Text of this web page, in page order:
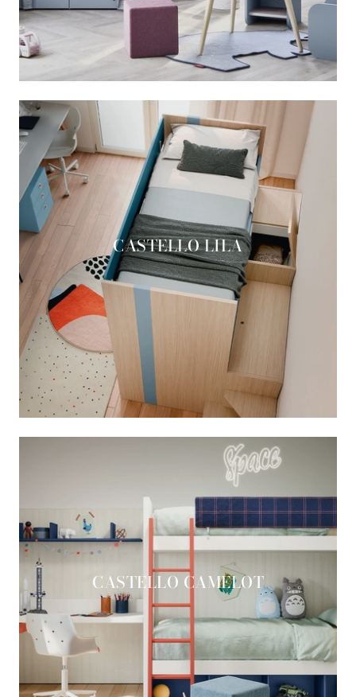
CASTELLO LILA
CASTELLO CAMELOT